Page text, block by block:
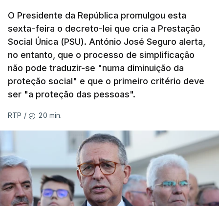
O Presidente da República promulgou esta
sexta-feira o decreto-lei que cria a Prestação
Social Única (PSU). António José Seguro alerta,
no entanto, que o processo de simplificação
não pode traduzir-se "numa diminuição da
proteção social" e que o primeiro critério deve
ser "a proteção das pessoas".
RTP / 20 min.